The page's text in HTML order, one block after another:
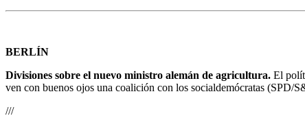
BERLÍN
Divisiones sobre el nuevo ministro alemán de agricultura. El
ven con buenos ojos una coalición con los socialdemócratas (SPD/
///